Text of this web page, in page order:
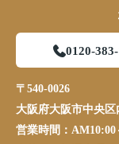
0120-
〒540-0026
大阪府大阪市中央
営業時間： AM10:00